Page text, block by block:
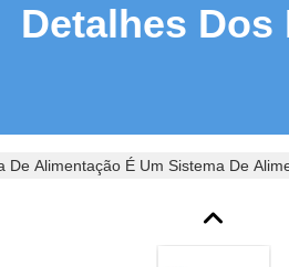
Detalhes
De Alimentação É Um Sistema De